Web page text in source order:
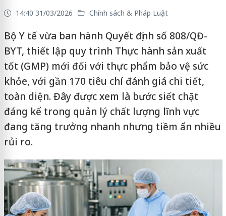
14:40 31/03/2026 Chính sách & Pháp Luật
Bộ Y tế vừa ban hành Quyết định số 808/QĐ-
BYT, thiết lập quy trình Thực hành sản xuất
tốt (GMP) mới đối với thực phẩm bảo vệ sức
khỏe, với gần 170 tiêu chí đánh giá chi tiết,
toàn diện. Đây được xem là bước siết chặt
đáng kể trong quản lý chất lượng lĩnh vực
đang tăng trưởng nhanh nhưng tiềm ẩn nhiều
rủi ro.